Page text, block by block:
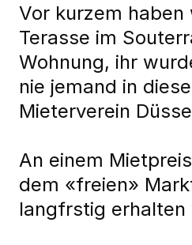
Vor kurzem
Terasse im
Wohnung, ihr
nie jemand in
Mieterverein
An einem
dem «freien»
langfrstig